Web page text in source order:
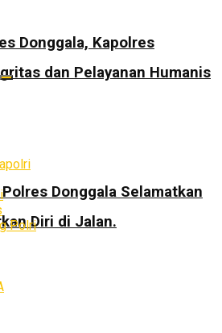
Donggala, Kapolres
dan Pelayanan Humanis
Donggala Selamatkan
Diri di Jalan.
Polri